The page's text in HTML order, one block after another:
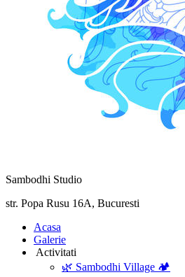
Sambodhi Studio
str. Popa Rusu 16A, Bucuresti
‎Acasa
Galerie
‎ ‎Activitati‎
🌿 Sambodhi Village 🏕️